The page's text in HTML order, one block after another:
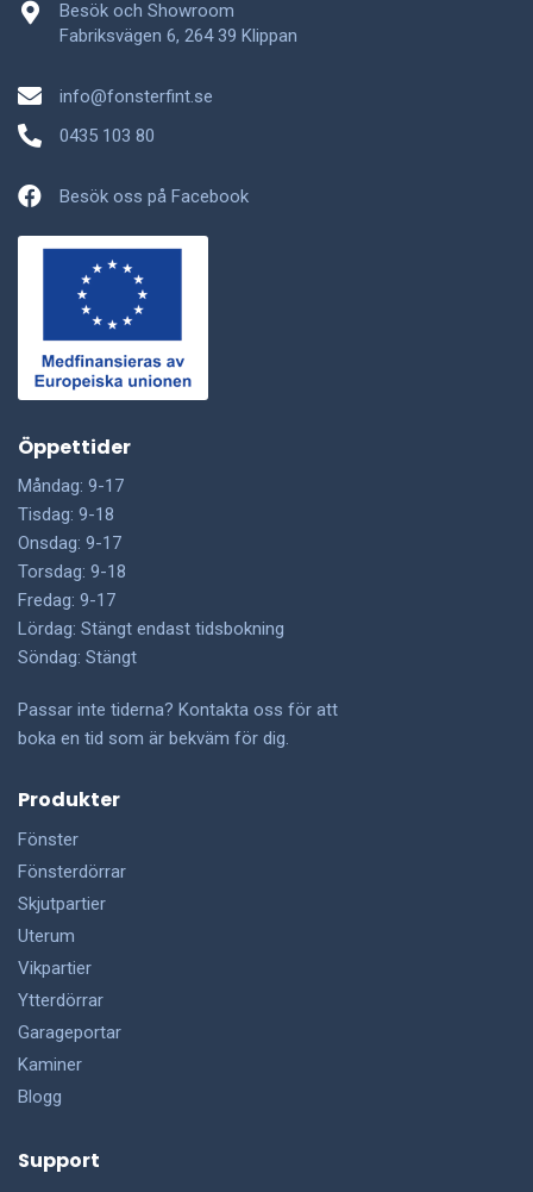
Besök och Showroom
Fabriksvägen 6, 264 39 Klippan
info@fonsterfint.se
0435 103 80
Besök oss på Facebook
Öppettider
Måndag: 9-17
Tisdag: 9-18
Onsdag: 9-17
Torsdag: 9-18
Fredag: 9-17
Lördag: Stängt endast tidsbokning
Söndag: Stängt
Passar inte tiderna? Kontakta oss för att
boka en tid som är bekväm för dig.
Produkter
Fönster
Fönsterdörrar
Skjutpartier
Uterum
Vikpartier
Ytterdörrar
Garageportar
Kaminer
Blogg
Support